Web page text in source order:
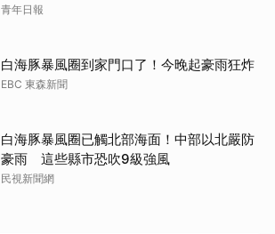
青年日報
白海豚暴風圈到家門口了！今晚起豪雨狂炸
EBC 東森新聞
白海豚暴風圈已觸北部海面！中部以北嚴防
豪雨 這些縣市恐吹9級強風
民視新聞網